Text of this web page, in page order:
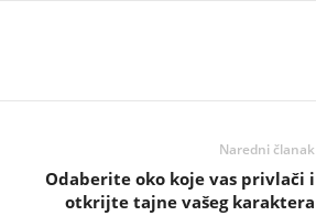
Naredni članak
Odaberite oko koje vas privlači i
otkrijte tajne vašeg karaktera